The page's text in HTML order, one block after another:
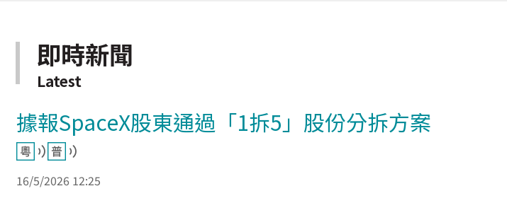
即時新聞
Latest
據報SpaceX股東通過「1拆5」股份分拆方案
16/5/2026 12:25